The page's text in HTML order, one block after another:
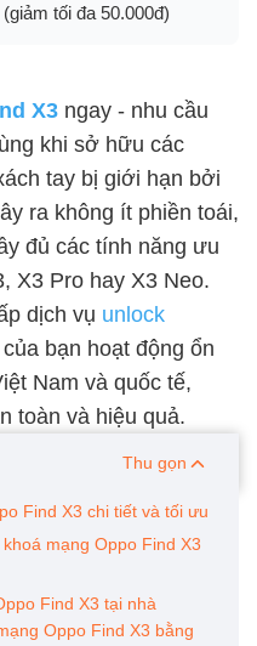
tối đa 50.000đ)
X3 ngay - nhu cầu
khi sở hữu các
tay bị giới hạn bởi
ra không ít phiền toái,
đủ các tính năng ưu
X3 Pro hay X3 Neo.
dịch vụ unlock
bạn hoạt động ổn
Nam và quốc tế,
toàn và hiệu quả.
Thu gọn
Find X3 chi tiết và tối ưu
mạng Oppo Find X3
Find X3 tại nhà
Oppo Find X3 bằng